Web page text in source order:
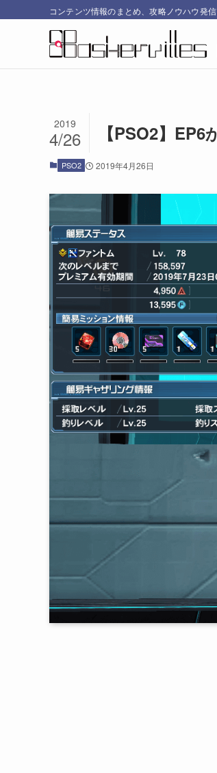
コンテンツ情報のまとめ、攻略ノウハウ発
【PSO2】
2019
4/26
PSO2 2019年4月26日